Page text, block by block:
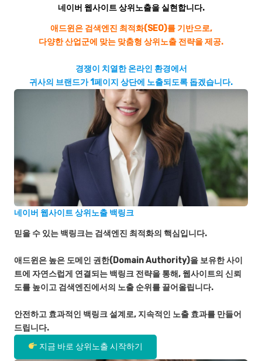
네이버 웹사이트 상위노출을 실현합니다.
애드윈은 검색엔진 최적화(SEO)를 기반으로,
다양한 산업군에 맞는 맞춤형 상위노출 전략을 제공.
경쟁이 치열한 온라인 환경에서
귀사의 브랜드가 1페이지 상단에 노출되도록 돕겠습니다.
네이버 웹사이트 상위노출 백링크
믿을 수 있는 백링크는 검색엔진 최적화의 핵심입니다.
애드윈은 높은 도메인 권한(Domain Authority)을 보유한 사이
트에 자연스럽게 연결되는 백링크 전략을 통해, 웹사이트의 신뢰
도를 높이고 검색엔진에서의 노출 순위를 끌어올립니다.
안전하고 효과적인 백링크 설계로, 지속적인 노출 효과를 만들어
드립니다.
지금 바로 상위노출 시작하기